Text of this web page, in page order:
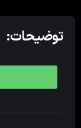
توضیحات: